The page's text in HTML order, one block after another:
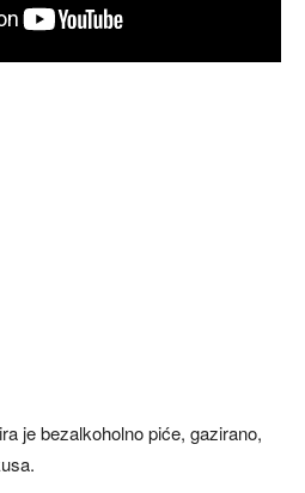
je bezalkoholno piće, gazirano,